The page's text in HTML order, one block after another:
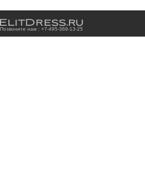
Позвоните нам : +7-495-369-13-25